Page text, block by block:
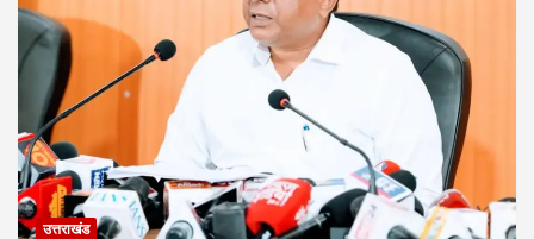
उत्तराखंड